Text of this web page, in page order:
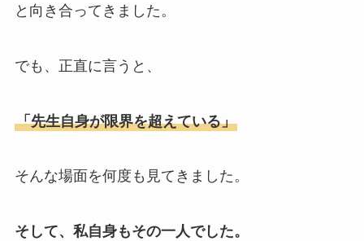
と向き合ってきました。
でも、正直に言うと、
「先生自身が限界を超えている」
そんな場面を何度も見てきました。
そして、私自身もその一人でした。